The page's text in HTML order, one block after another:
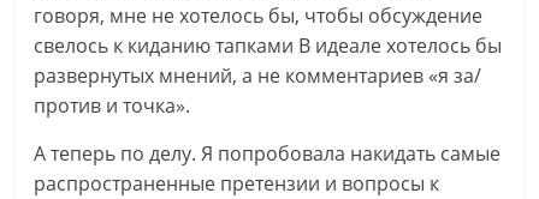
говоря, мне не хотелось бы, чтобы обсуждение
свелось к киданию тапками В идеале хотелось бы
развернутых мнений, а не комментариев «я за/
против и точка».
А теперь по делу. Я попробовала накидать самые
распространенные претензии и вопросы к